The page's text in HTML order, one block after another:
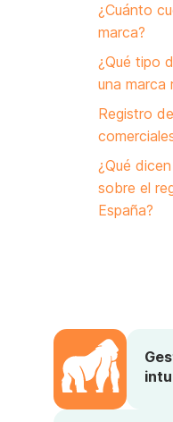
¿Cuánto
marca?
¿Qué tipo
una marca
Registro
¿Qué
sobre el
España?